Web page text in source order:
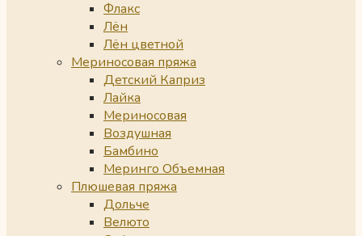
Флакс
Лён
Лён цветной
Мериносовая пряжа
Детский Каприз
Лайка
Мериносовая
Воздушная
Бамбино
Меринго Объемная
Плюшевая пряжа
Дольче
Велюто